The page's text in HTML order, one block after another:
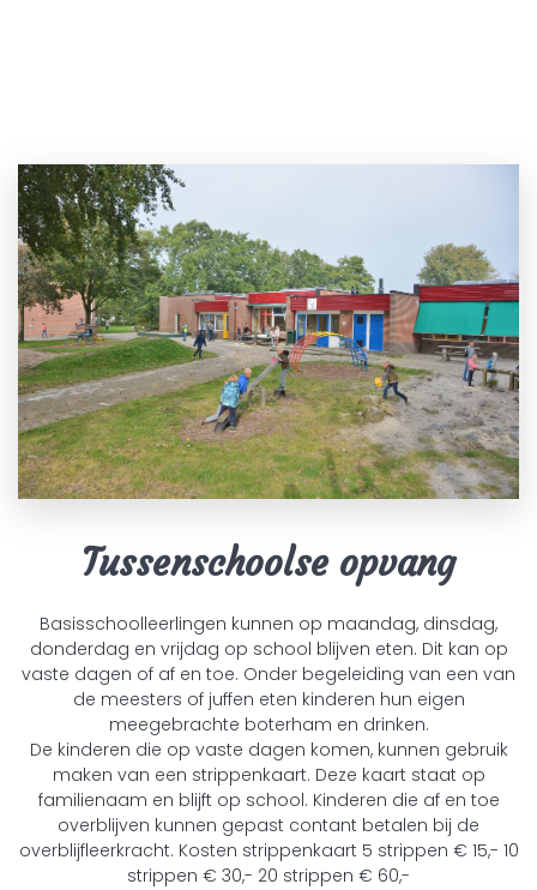
Tussenschoolse opvang
Basisschoolleerlingen kunnen op maandag, dinsdag,
donderdag en vrijdag op school blijven eten. Dit kan op
vaste dagen of af en toe. Onder begeleiding van een van
de meesters of juffen eten kinderen hun eigen
meegebrachte boterham en drinken.
De kinderen die op vaste dagen komen, kunnen gebruik
maken van een strippenkaart. Deze kaart staat op
familienaam en blijft op school. Kinderen die af en toe
overblijven kunnen gepast contant betalen bij de
overblijfleerkracht. Kosten strippenkaart 5 strippen € 15,- 10
strippen € 30,- 20 strippen € 60,-